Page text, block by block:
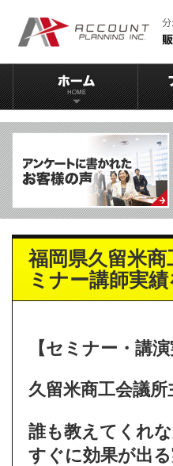
福岡県久留米
ミナー講師実
【セミナー・講演
久留米商工会議
誰も教えてくれな
すぐに効果が出